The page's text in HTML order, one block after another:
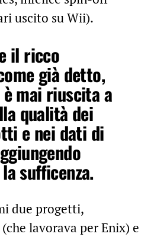
uscito su Wii).
il ricco
già detto,
è mai riuscita a
qualità dei
e nei dati di
sufficenza.
due progetti,
lavorava per Enix) e